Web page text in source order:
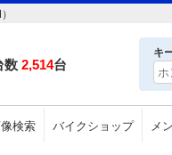
数 2,514台
キ
検索 バイクショップ メ